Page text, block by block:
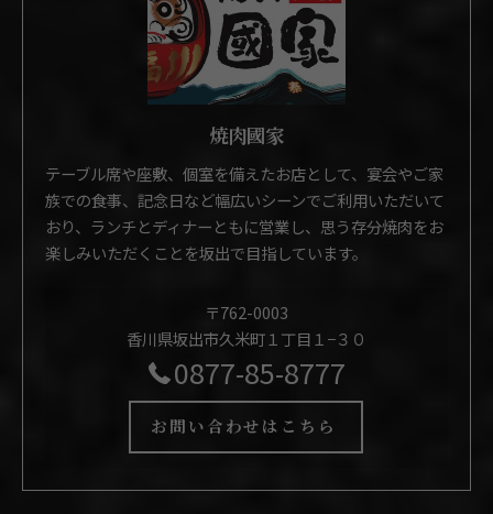
焼肉國家
テーブル席や座敷、個室を備えたお店として、宴会やご家
族での食事、記念日など幅広いシーンでご利用いただいて
おり、ランチとディナーともに営業し、思う存分焼肉をお
楽しみいただくことを坂出で目指しています。
〒762-0003
香川県坂出市久米町１丁目１−３０
0877-85-8777
お問い合わせはこちら